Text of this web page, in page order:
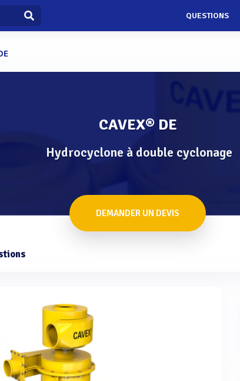
QUESTIONS
CAVEX® DE
Hydrocyclone à double cyclonage
DEMANDER UN DEVIS